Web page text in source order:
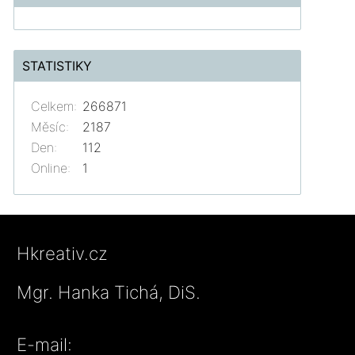
STATISTIKY
Online: 1
Celkem: 266871
Měsíc:
2187
Den:
112
Hkreativ.cz
Mgr. Hanka Tichá, DiS.
E-mail: